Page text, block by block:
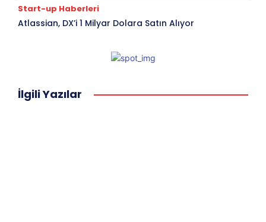
Start-up Haberleri
Atlassian, DX’i 1 Milyar Dolara Satın Alıyor
İlgili Yazılar